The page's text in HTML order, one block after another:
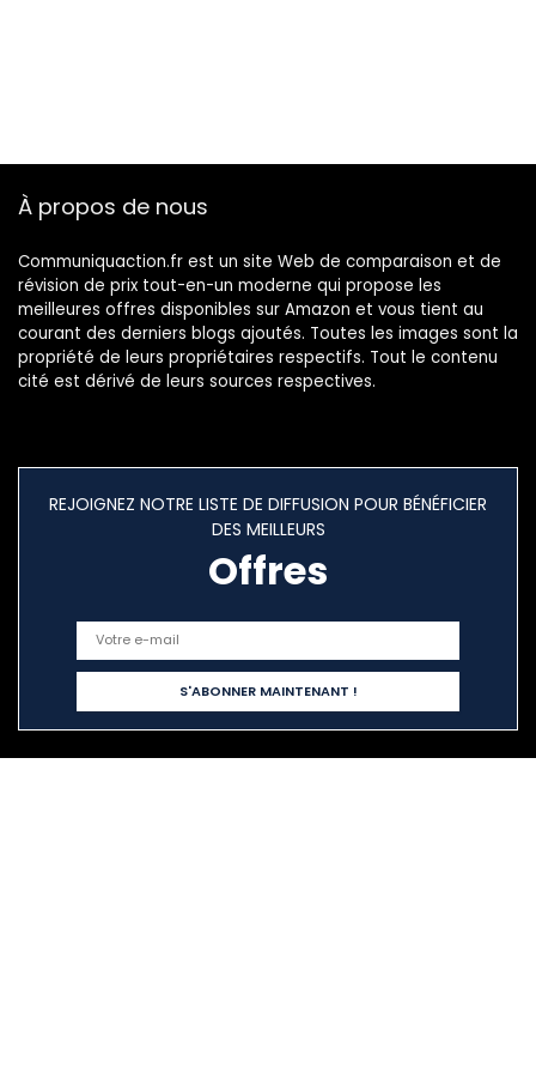
À propos de nous
Communiquaction.fr est un site Web de comparaison et de
révision de prix tout-en-un moderne qui propose les
meilleures offres disponibles sur Amazon et vous tient au
courant des derniers blogs ajoutés. Toutes les images sont la
propriété de leurs propriétaires respectifs. Tout le contenu
cité est dérivé de leurs sources respectives.
REJOIGNEZ NOTRE LISTE DE DIFFUSION POUR BÉNÉFICIER
DES MEILLEURS
Offres